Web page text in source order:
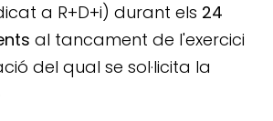
a R+D+i) durant els 24
al tancament de l'exercici
del qual se sol·licita la